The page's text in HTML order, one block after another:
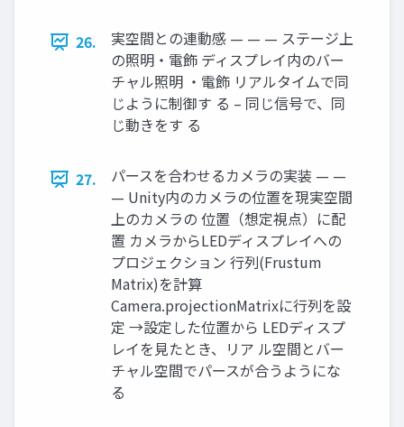
26.
実空間との連動感 — — — ステージ上
の照明・電飾 ディスプレイ内のバー
チャル照明 ・電飾 リアルタイムで同
じように制御す る – 同じ信号で、同
じ動きをす る
27.
パースを合わせるカメラの実装 — —
— Unity内のカメラの位置を現実空間
上のカメラの 位置（想定視点）に配
置 カメラからLEDディスプレイへの
プロジェクション 行列(Frustum
Matrix)を計算
Camera.projectionMatrixに行列を設
定 →設定した位置から LEDディスプ
レイを見たとき、リア ル空間とバー
チャル空間でパースが合うようにな
る